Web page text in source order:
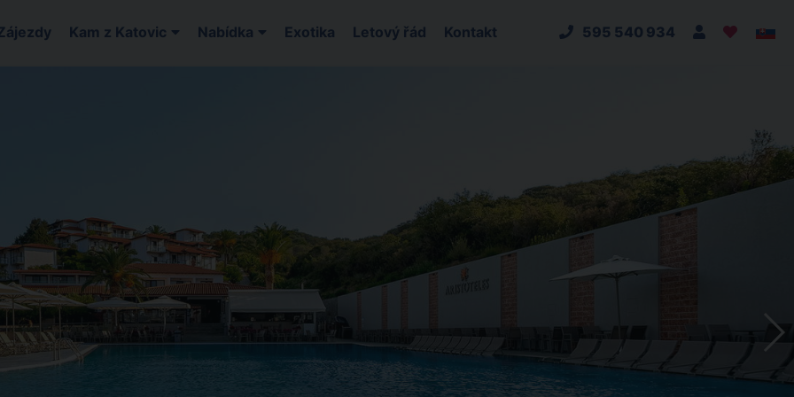
Kam z Katovic Nabídka Exotika Letový řád Kontakt 595 540 934